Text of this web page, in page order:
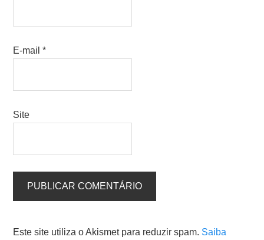
E-mail*
Site
Este site utiliza o Akismet para reduzir spam. Saiba